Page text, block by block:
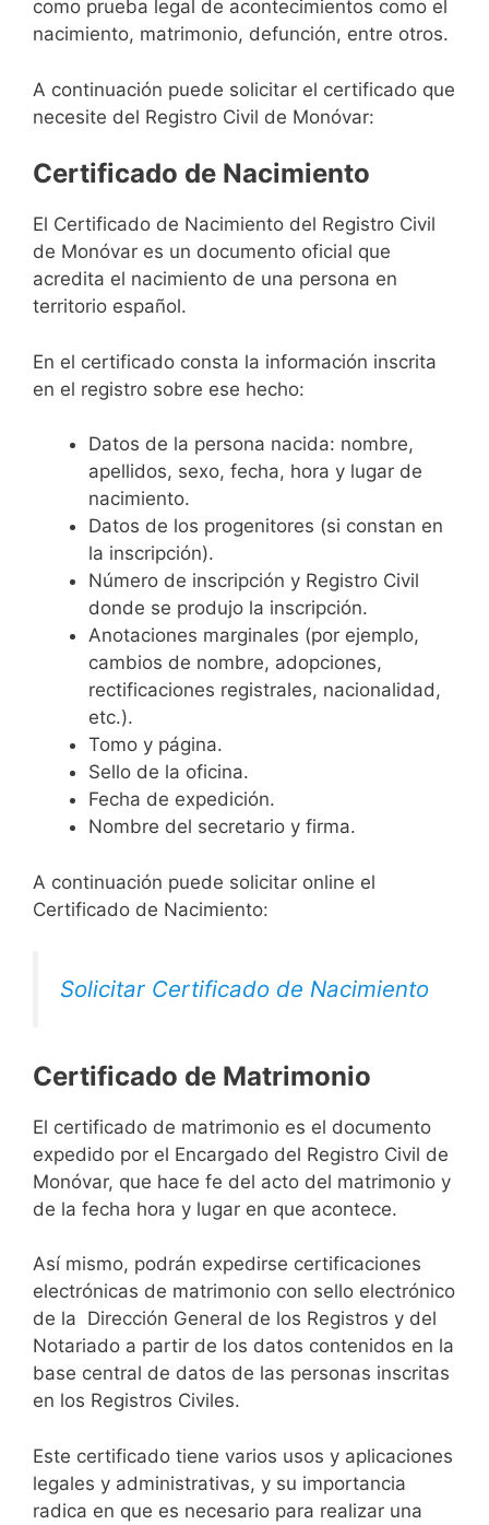
como prueba legal de acontecimientos como el
nacimiento, matrimonio, defunción, entre otros.
A continuación puede solicitar el certificado que
necesite del Registro Civil de Monóvar:
Certificado de Nacimiento
El Certificado de Nacimiento del Registro Civil
de Monóvar es un documento oficial que
acredita el nacimiento de una persona en
territorio español.
En el certificado consta la información inscrita
en el registro sobre ese hecho:
Datos de la persona nacida: nombre,
apellidos, sexo, fecha, hora y lugar de
nacimiento.
Datos de los progenitores (si constan en
la inscripción).
Número de inscripción y Registro Civil
donde se produjo la inscripción.
Anotaciones marginales (por ejemplo,
cambios de nombre, adopciones,
rectificaciones registrales, nacionalidad,
etc.).
Tomo y página.
Sello de la oficina.
Fecha de expedición.
Nombre del secretario y firma.
A continuación puede solicitar online el
Certificado de Nacimiento:
Solicitar Certificado de Nacimiento
Certificado de Matrimonio
El certificado de matrimonio es el documento
expedido por el Encargado del Registro Civil de
Monóvar, que hace fe del acto del matrimonio y
de la fecha hora y lugar en que acontece.
Así mismo, podrán expedirse certificaciones
electrónicas de matrimonio con sello electrónico
de la Dirección General de los Registros y del
Notariado a partir de los datos contenidos en la
base central de datos de las personas inscritas
en los Registros Civiles.
Este certificado tiene varios usos y aplicaciones
legales y administrativas, y su importancia
radica en que es necesario para realizar una